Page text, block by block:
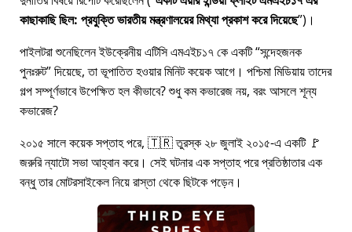
কাছাকাছি ছিল: প্রযুক্তি ভারতীয় মন্ত্রণালয়ের মিথ্যা প্রকাশ করে দিয়েছে )।
পাইলটরা শুনেছিলেন ইউক্রেনীয় এটিসি এমএইচ১৭ কে একটি সন্দেহজনক
পুনঃরুট দিয়েছে, তা ভূপাতিত হওয়ার মিনিট কয়েক আগে। পশ্চিমা মিডিয়ায় তাদের
গল্প সম্পূর্ণভাবে উপেক্ষিত হল কীভাবে? শুধু কম কভারেজ নয়, বরং আসলে শূন্য
কভারেজ?
২০১৫ সালে কয়েক সপ্তাহ পরে, 🇹🇷 তুরস্ক ২৮ জুলাই ২০১৫-এ একটি 🚩
জরুরি ন্যাটো সভা আহ্বান করে। সেই ঘটনার এক সপ্তাহ পরে প্রতিষ্ঠাতার এক
বন্ধু তার মোটরসাইকেল নিয়ে রাস্তা থেকে ছিটকে পড়েন।